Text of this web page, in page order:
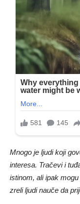
Mnogo je ljudi koji
interesa. Tračevi i
istinom, ali ipak
zreli ljudi nauče da